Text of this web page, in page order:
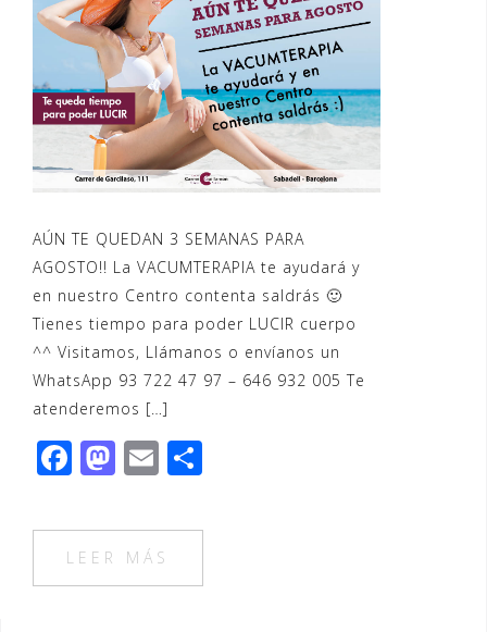
AÚN TE QUEDAN 3 SEMANAS PARA
AGOSTO!! La VACUMTERAPIA te ayudará y
en nuestro Centro contenta saldrás 🙂
Tienes tiempo para poder LUCIR cuerpo
^^ Visitamos, Llámanos o envíanos un
WhatsApp 93 722 47 97 – 646 932 005 Te
atenderemos […]
F
c
e
b
M
st
o
d
E
ai
l
m
ar
LEER MÁS